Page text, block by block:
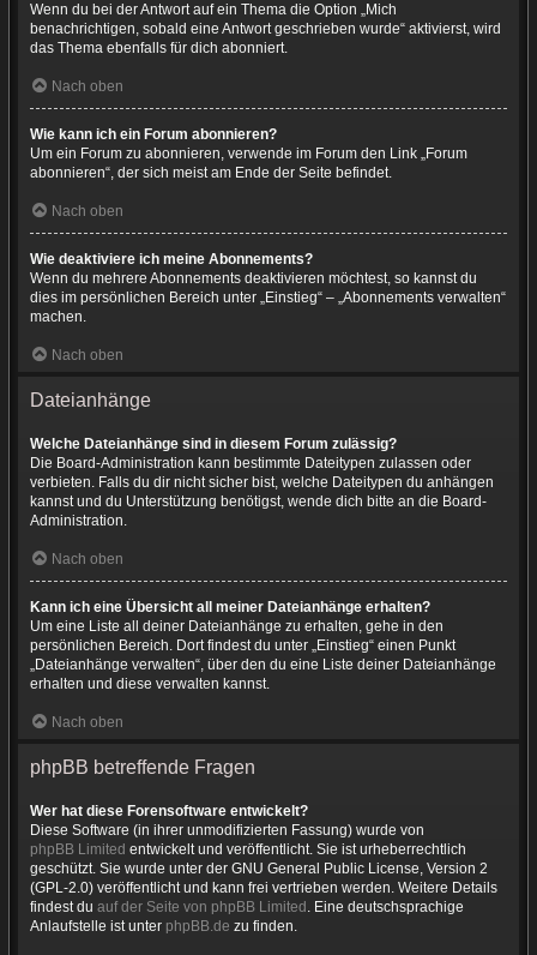
Wenn du bei der Antwort auf ein Thema die Option „Mich
benachrichtigen, sobald eine Antwort geschrieben wurde“ aktivierst, wird
das Thema ebenfalls für dich abonniert.
Nach oben
Wie kann ich ein Forum abonnieren?
Um ein Forum zu abonnieren, verwende im Forum den Link „Forum
abonnieren“, der sich meist am Ende der Seite befindet.
Nach oben
Wie deaktiviere ich meine Abonnements?
Wenn du mehrere Abonnements deaktivieren möchtest, so kannst du
dies im persönlichen Bereich unter „Einstieg“ – „Abonnements verwalten“
machen.
Nach oben
Dateianhänge
Welche Dateianhänge sind in diesem Forum zulässig?
Die Board-Administration kann bestimmte Dateitypen zulassen oder
verbieten. Falls du dir nicht sicher bist, welche Dateitypen du anhängen
kannst und du Unterstützung benötigst, wende dich bitte an die Board-
Administration.
Nach oben
Kann ich eine Übersicht all meiner Dateianhänge erhalten?
Um eine Liste all deiner Dateianhänge zu erhalten, gehe in den
persönlichen Bereich. Dort findest du unter „Einstieg“ einen Punkt
„Dateianhänge verwalten“, über den du eine Liste deiner Dateianhänge
erhalten und diese verwalten kannst.
Nach oben
phpBB betreffende Fragen
Wer hat diese Forensoftware entwickelt?
Diese Software (in ihrer unmodifizierten Fassung) wurde von
phpBB Limited entwickelt und veröffentlicht. Sie ist urheberrechtlich
geschützt. Sie wurde unter der GNU General Public License, Version 2
(GPL-2.0) veröffentlicht und kann frei vertrieben werden. Weitere Details
findest du auf der Seite von phpBB Limited . Eine deutschsprachige
Anlaufstelle ist unter phpBB.de zu finden.